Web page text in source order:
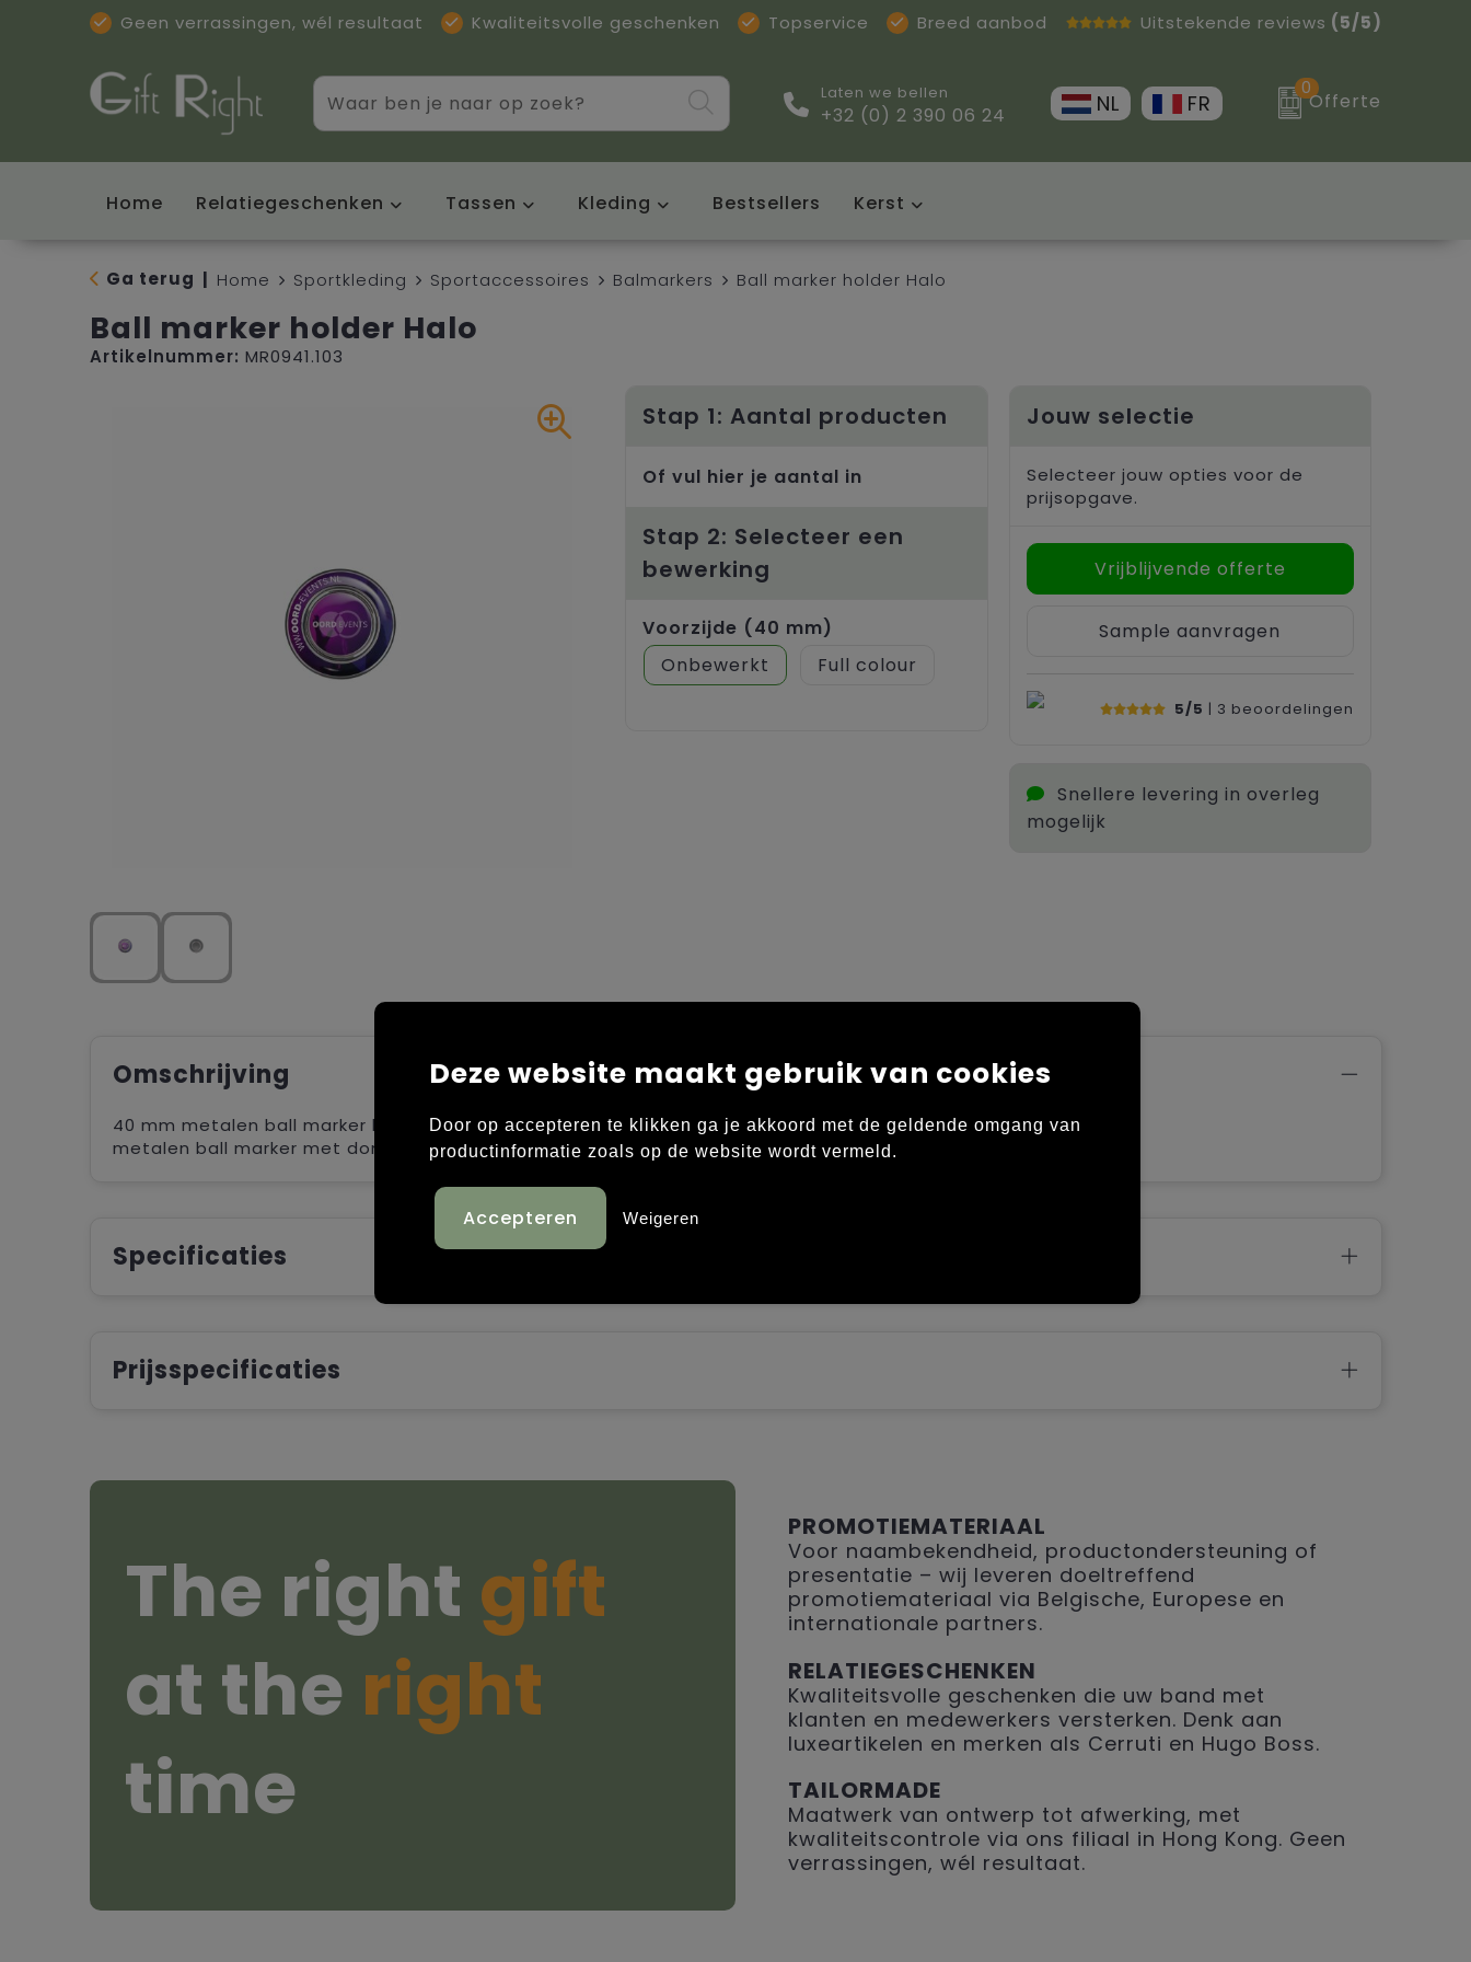
Geen verrassingen, wél resultaat Kwaliteitsvolle geschenken Topservice Breed aanbod Uitstekende reviews (5/5)
Laten we bellen
+32 (0) 2 390 06 24 NL FR
0
Offerte
Home Relatiegeschenken Tassen Kleding Bestsellers Kerst
Ga terug Home Sportkleding Sportaccessoires Balmarkers Ball marker holder Halo
Ball marker holder Halo
Artikelnummer: MR0941.103
Stap 1: Aantal producten
Of vul hier je aantal in
Stap 2: Selecteer een
bewerking
Voorzijde (40 mm)
Onbewerkt
Full colour
Jouw selectie
Selecteer jouw opties voor de
prijsopgave.
Vrijblijvende offerte
Sample aanvragen
5/5 | 3 beoordelingen
Snellere levering in overleg
mogelijk
Omschrijving
40 mm metalen ball marker houder voorzien van een doming rondom en inclusief een 24 mm
metalen ball marker met doming
Specificaties
Prijsspecificaties
The right gift
at the right
time
PROMOTIEMATERIAAL
Voor naambekendheid, productondersteuning of
presentatie – wij leveren doeltreffend
promotiemateriaal via Belgische, Europese en
internationale partners.
RELATIEGESCHENKEN
Kwaliteitsvolle geschenken die uw band met
klanten en medewerkers versterken. Denk aan
luxeartikelen en merken als Cerruti en Hugo Boss.
TAILORMADE
Maatwerk van ontwerp tot afwerking, met
kwaliteitscontrole via ons filiaal in Hong Kong. Geen
verrassingen, wél resultaat.
Deze website maakt gebruik van cookies
Door op accepteren te klikken ga je akkoord met de geldende omgang van
productinformatie zoals op de website wordt vermeld.
Weigeren